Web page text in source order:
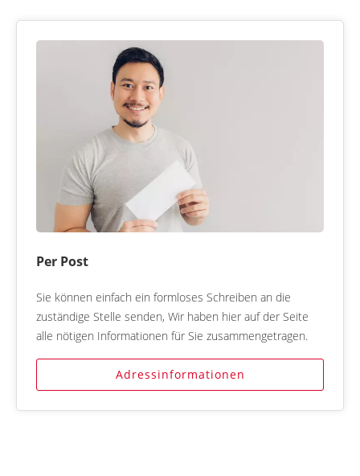
Per Post
Sie können einfach ein formloses Schreiben an die
zuständige Stelle senden, Wir haben hier auf der Seite
alle nötigen Informationen für Sie zusammengetragen.
Adressinformationen